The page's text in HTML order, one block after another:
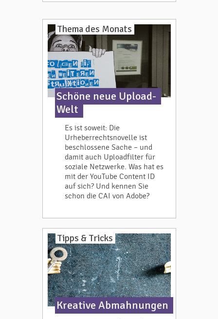
Thema des Monats
Schöne neue Upload-
Welt
Es ist soweit: Die
Urheberrechtsnovelle ist
beschlossene Sache – und
damit auch Uploadfilter für
soziale Netzwerke. Was hat es
mit der YouTube Content ID
auf sich? Und kennen Sie
schon die CAI von Adobe?
Tipps & Tricks
Kreative Abmahnungen